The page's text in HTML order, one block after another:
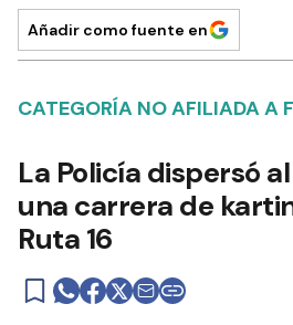
Añadir como fuente en
CATEGORÍA NO AFILIADA A
La Policía dispersó
una carrera de
Ruta 16